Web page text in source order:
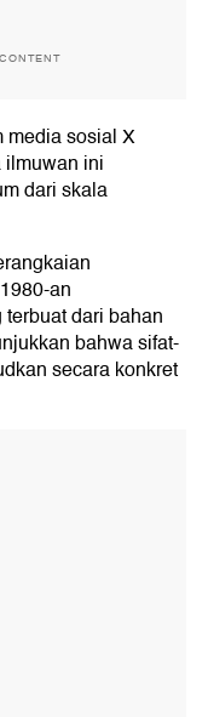
media sosial X
ini
dari skala
an
dari bahan
bahwa sifat-
secara konkret